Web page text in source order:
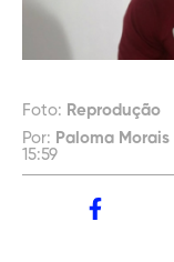
Foto: Reprodução
Por: Paloma Morais
15:59